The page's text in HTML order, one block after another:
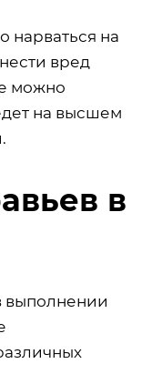
нарваться на
вред
можно
на высшем
в
выполнении